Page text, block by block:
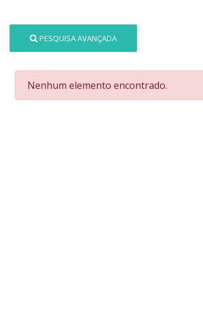
PESQUISA AVANÇADA
Nenhum elemento encontrado.